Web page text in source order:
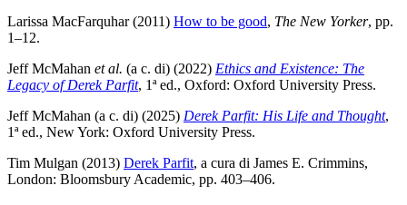
Larissa MacFarquhar (2011) How to be good, The New Yorker, pp.
1–12.
Jeff McMahan et al. (a c. di) (2022) Ethics and Existence: The
Legacy of Derek Parfit, 1ª ed., Oxford: Oxford University Press.
Jeff McMahan (a c. di) (2025) Derek Parfit: His Life and Thought,
1ª ed., New York: Oxford University Press.
Tim Mulgan (2013) Derek Parfit, a cura di James E. Crimmins,
London: Bloomsbury Academic, pp. 403–406.